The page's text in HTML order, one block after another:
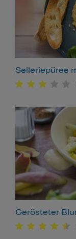
Selleriepüree
Gerösteter